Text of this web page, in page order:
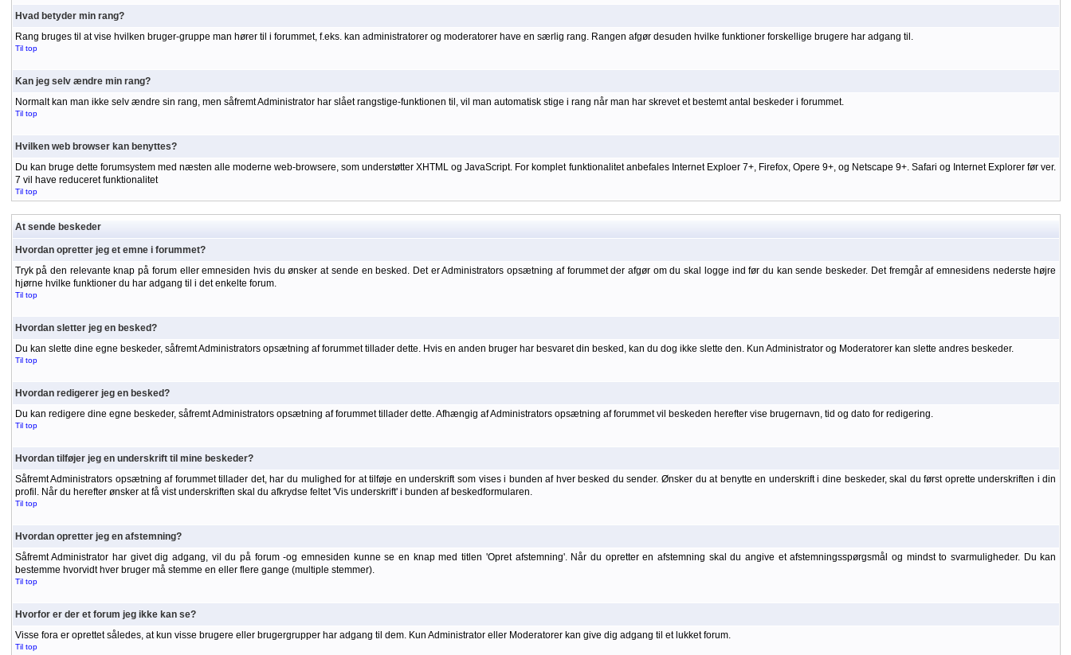
Hvad betyder min rang?
Rang bruges til at vise hvilken bruger-gruppe man hører til i forummet, f.eks. kan administratorer og moderatorer have en særlig rang. Rangen afgør desuden hvilke funktioner forskellige brugere har adgang til.
Til top
Kan jeg selv ændre min rang?
Normalt kan man ikke selv ændre sin rang, men såfremt Administrator har slået rangstige-funktionen til, vil man automatisk stige i rang når man har skrevet et bestemt antal beskeder i forummet.
Til top
Hvilken web browser kan benyttes?
Du kan bruge dette forumsystem med næsten alle moderne web-browsere, som understøtter XHTML og JavaScript. For komplet funktionalitet anbefales Internet Exploer 7+, Firefox, Opere 9+, og Netscape 9+. Safari og Internet Explorer før ver.
7 vil have reduceret funktionalitet
Til top
At sende beskeder
Hvordan opretter jeg et emne i forummet?
Tryk på den relevante knap på forum eller emnesiden hvis du ønsker at sende en besked. Det er Administrators opsætning af forummet der afgør om du skal logge ind før du kan sende beskeder. Det fremgår af emnesidens nederste højre
hjørne hvilke funktioner du har adgang til i det enkelte forum.
Til top
Hvordan sletter jeg en besked?
Du kan slette dine egne beskeder, såfremt Administrators opsætning af forummet tillader dette. Hvis en anden bruger har besvaret din besked, kan du dog ikke slette den. Kun Administrator og Moderatorer kan slette andres beskeder.
Til top
Hvordan redigerer jeg en besked?
Du kan redigere dine egne beskeder, såfremt Administrators opsætning af forummet tillader dette. Afhængig af Administrators opsætning af forummet vil beskeden herefter vise brugernavn, tid og dato for redigering.
Til top
Hvordan tilføjer jeg en underskrift til mine beskeder?
Såfremt Administrators opsætning af forummet tillader det, har du mulighed for at tilføje en underskrift som vises i bunden af hver besked du sender. Ønsker du at benytte en underskrift i dine beskeder, skal du først oprette underskriften i din
profil. Når du herefter ønsker at få vist underskriften skal du afkrydse feltet 'Vis underskrift' i bunden af beskedformularen.
Til top
Hvordan opretter jeg en afstemning?
Såfremt Administrator har givet dig adgang, vil du på forum -og emnesiden kunne se en knap med titlen 'Opret afstemning'. Når du opretter en afstemning skal du angive et afstemningsspørgsmål og mindst to svarmuligheder. Du kan
bestemme hvorvidt hver bruger må stemme en eller flere gange (multiple stemmer).
Til top
Hvorfor er der et forum jeg ikke kan se?
Visse fora er oprettet således, at kun visse brugere eller brugergrupper har adgang til dem. Kun Administrator eller Moderatorer kan give dig adgang til et lukket forum.
Til top